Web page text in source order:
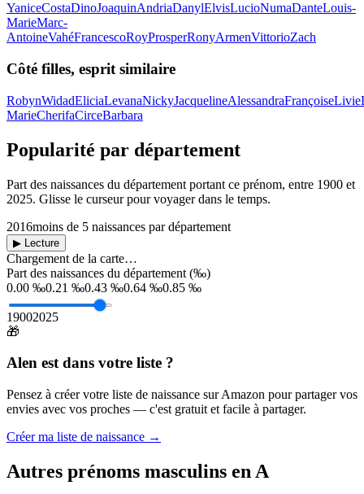
YaniceCostaDinoJoaquinAndriaDanylElvisLucioNumaDanteLouis-
MarieMarc-
AntoineVahéFrancescoRoyProsperRonyArmenVittorioZach
Côté filles, esprit similaire
RobynWidadEliciaLevanaNickyJacquelineAlessandraFrançoiseLivie
MarieCherifaCirceBarbara
Popularité par département
Part des naissances du département portant ce prénom, entre 1900 et
2025. Glisse le curseur pour voyager dans le temps.
2016moins de 5 naissances par département
▶ Lecture
Chargement de la carte…
Part des naissances du département (‰)
0.00 ‰0.21 ‰0.43 ‰0.64 ‰0.85 ‰
19002025
🎁
Alen est dans votre liste ?
Pensez à créer votre liste de naissance sur Amazon pour partager vos
envies avec vos proches — c'est gratuit et facile à partager.
Créer ma liste de naissance →
Autres prénoms masculins en A